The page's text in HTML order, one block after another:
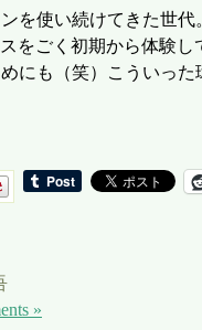
を使い続けてきた世代
をごく初期から体験し
にも（笑）こういった
»